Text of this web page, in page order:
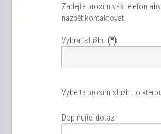
Zadejte prosím váš telefon
nazpět kontaktovat.
Vybrat službu (*)
Vyberte prosím službu o
Doplňující dotaz